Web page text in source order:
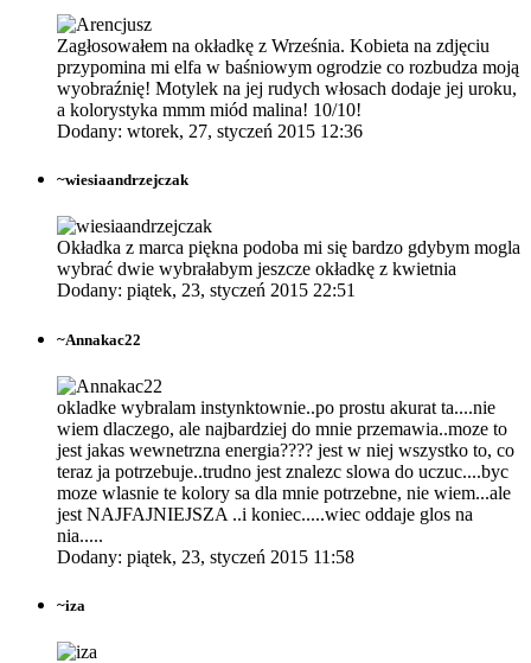
Zagłosowałem na okładkę z Września. Kobieta na zdjęciu
przypomina mi elfa w baśniowym ogrodzie co rozbudza moją
wyobraźnię! Motylek na jej rudych włosach dodaje jej uroku,
a kolorystyka mmm miód malina! 10/10!
Dodany: wtorek, 27, styczeń 2015 12:36
~wiesiaandrzejczak
Okładka z marca piękna podoba mi się bardzo gdybym mogla
wybrać dwie wybrałabym jeszcze okładkę z kwietnia
Dodany: piątek, 23, styczeń 2015 22:51
~Annakac22
okladke wybralam instynktownie..po prostu akurat ta....nie
wiem dlaczego, ale najbardziej do mnie przemawia..moze to
jest jakas wewnetrzna energia???? jest w niej wszystko to, co
teraz ja potrzebuje..trudno jest znalezc slowa do uczuc....byc
moze wlasnie te kolory sa dla mnie potrzebne, nie wiem...ale
jest NAJFAJNIEJSZA ..i koniec.....wiec oddaje glos na
nia.....
Dodany: piątek, 23, styczeń 2015 11:58
~iza